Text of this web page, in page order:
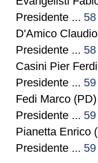
Presidente ... 58
D'Amico
Presidente ... 58
Casini Pier
Presidente ... 59
Fedi Marco
Presidente ... 59
Pianetta Enrico
Presidente ... 59